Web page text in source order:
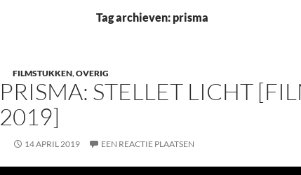
Tag archieven: prisma
FILMSTUKKEN,OVERIG
PRISMA: STELLET LICHT
2019]
14 APRIL 2019 EEN REACTIE PLAATSEN